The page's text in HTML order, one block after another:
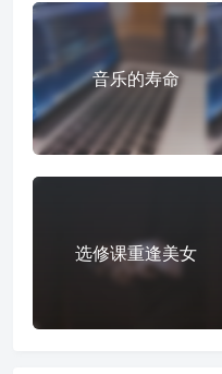
音乐的寿命
选修课重逢美女